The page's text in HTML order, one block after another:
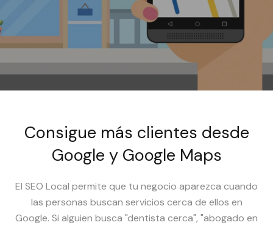
Consigue más clientes desde
Google y Google Maps
El SEO Local permite que tu negocio aparezca cuando
las personas buscan servicios cerca de ellos en
Google. Si alguien busca "dentista cerca", "abogado en